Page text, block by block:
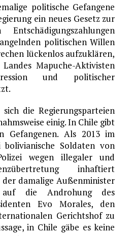
politische Gefangene
ein neues Gesetz zur
politischen Willen
lückenlos aufzuklären,
Mapuche-Aktivisten
und politischer
die Regierungsparteien
einig. In Chile gibt
Gefangenen. Als 2013 im
Soldaten von
wegen illegaler und
inhaftiert
damalige Außenminister
die Androhung des
Evo Morales, den
Gerichtshof zu
in Chile gäbe es keine